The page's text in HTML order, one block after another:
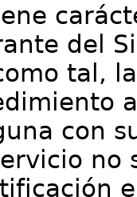
del
tal,
con
no